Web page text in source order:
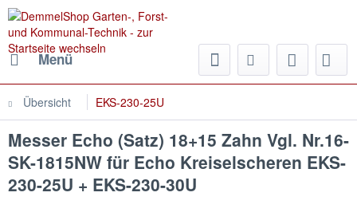
Menü
Übersicht EKS-230-25U
Messer Echo (Satz) 18+15 Zahn Vgl. Nr.16-
SK-1815NW für Echo Kreiselscheren EKS-
230-25U + EKS-230-30U